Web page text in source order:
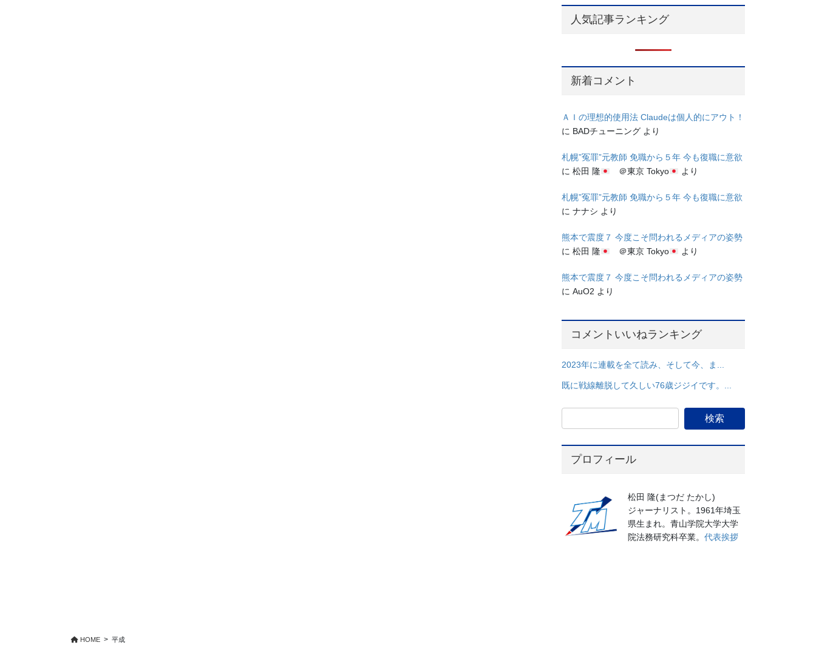
人気記事ランキング
新着コメント
ＡＩの理想的使用法 Claudeは個人的にアウト！
に BADチューニング より
札幌”冤罪”元教師 免職から５年 今も復職に意欲
に松田 隆 ＠東京 Tokyo より
札幌”冤罪”元教師 免職から５年 今も復職に意欲
にナナシ より
熊本で震度７ 今度こそ問われるメディアの姿勢
に松田 隆 ＠東京 Tokyo より
熊本で震度７ 今度こそ問われるメディアの姿勢
にAuO2 より
コメントいいねランキング
2023年に連載を全て読み、そして今、ま...
既に戦線離脱して久しい76歳ジジイです。...
プロフィール
松田 隆(まつだ たかし)
ジャーナリスト。1961年埼玉
県生まれ。青山学院大学大学
院法務研究科卒業。代表挨拶
HOME 平成